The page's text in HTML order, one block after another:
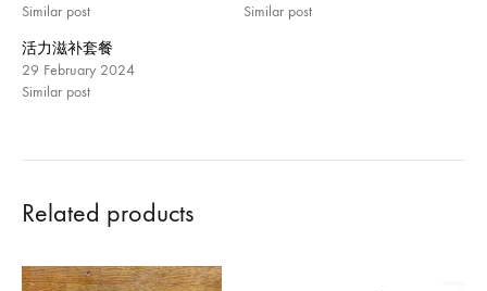
Similar post
Similar post
活力滋补套餐
29 February 2024
Similar post
Related products